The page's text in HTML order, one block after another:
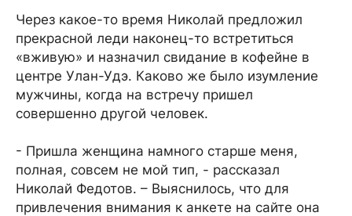
Через какое-то время Николай предложил
прекрасной леди наконец-то встретиться
«вживую» и назначил свидание в кофейне в
центре Улан-Удэ. Каково же было изумление
мужчины, когда на встречу пришел
совершенно другой человек.
- Пришла женщина намного старше меня,
полная, совсем не мой тип, - рассказал
Николай Федотов. – Выяснилось, что для
привлечения внимания к анкете на сайте она